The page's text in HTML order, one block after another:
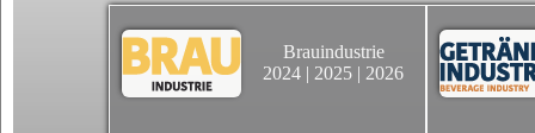
Brauindustrie
2024 | 2025 | 2026